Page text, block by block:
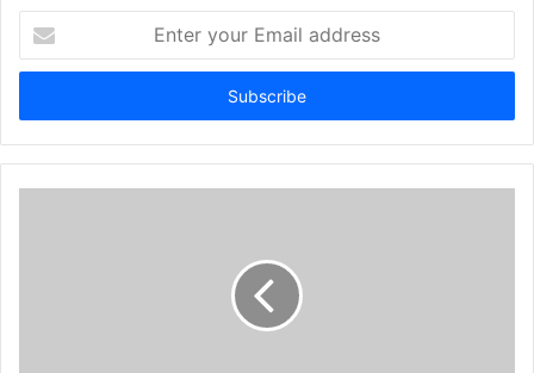
your
Email